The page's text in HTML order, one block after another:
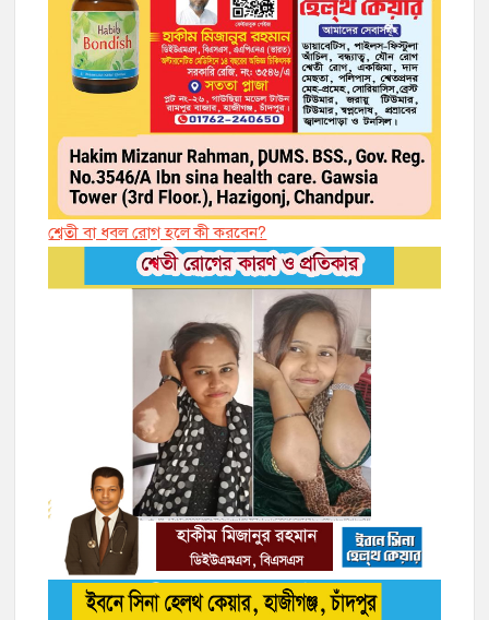
শ্বেতী বা ধবল রোগ হলে কী করবেন?